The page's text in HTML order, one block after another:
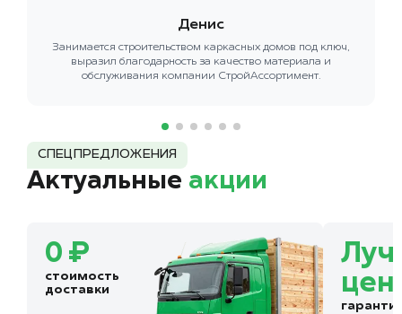
Денис
Занимается строительством каркасных домов под ключ,
выразил благодарность за качество материала и
обслуживания компании СтройАссортимент.
СПЕЦПРЕДЛОЖЕНИЯ
Актуальные акции
0 ₽
стоимость
доставки